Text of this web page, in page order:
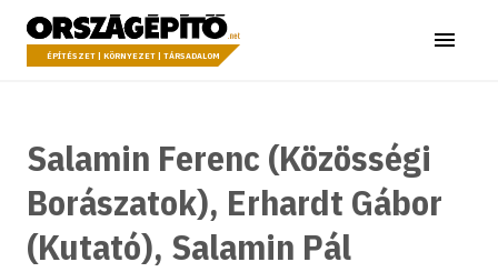
a tartalomhoz
Országépítő
ÉPÍTÉSZET | KÖRNYEZET | TÁRSADALOM Menü
Salamin Ferenc (Közösségi
Borászatok), Erhardt Gábor
(Kutató), Salamin Pál